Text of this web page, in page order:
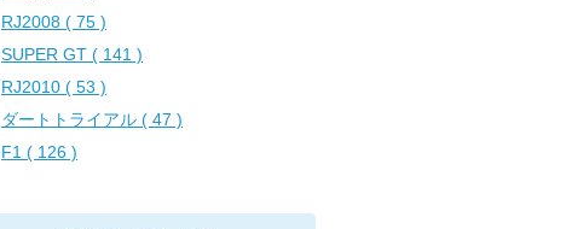
RJ2008 ( 75 )
SUPER GT ( 141 )
RJ2010 ( 53 )
ダートトライアル ( 47 )
F1 ( 126 )